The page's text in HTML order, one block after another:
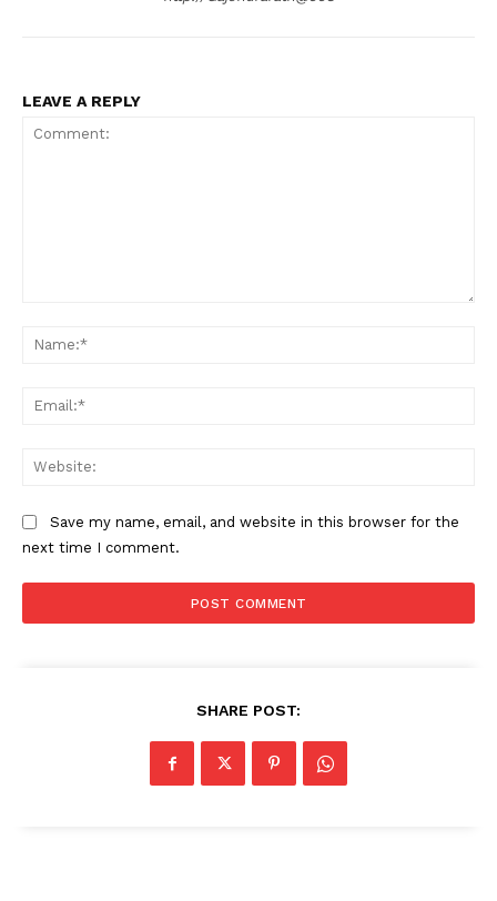
LEAVE A REPLY
Save my name, email, and website in this browser for the
next time I comment.
SHARE POST: